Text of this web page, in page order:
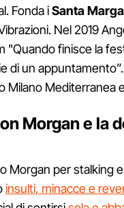
Fonda iSanta
Nel 2019
"Quando finisce la
di un
Milano Mediterranea
Morgan e la
Morgan per stalking
insulti, minacce e